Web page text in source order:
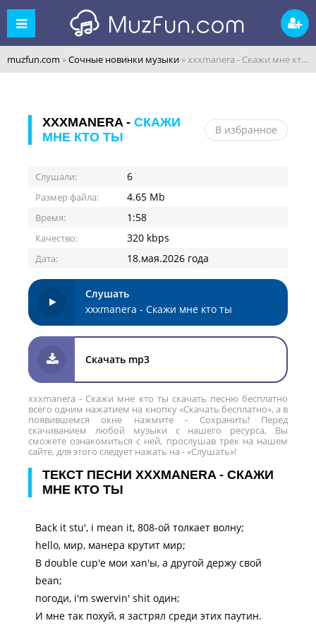
muzfun.com »Сочные новинки музыки » xxxmanera - Скажи мне кто ты
XXXMANERA - СКАЖИ
МНЕ КТО ТЫ
В избранное
Слушали: 6
Размер файла: 4.65 Mb
Время: 1:58
Качество: 320 kbps
Дата: 18.мая.2026 года
Слушать
xxxmanera - Скажи мне кто ты
Скачать mp3
xxxmanera - Скажи мне кто ты скачать песню бесплатно
всего одним нажатием на кнопку «Скачать бесплатно», а в
появившемся окне нажмите - Сохранить! Перед
скачиванием любой музыки с нашего ресурса, Вы
сможете ознакомиться с ней, прослушав трек на нашем
сайте, для этого следует нажать на - «Слушать»!
ТЕКСТ ПЕСНИ XXXMANERA - СКАЖИ
МНЕ КТО ТЫ
Back it stu', i mean it, 808-ой толкает волну;
hello, мир, манера крутит мир;
В double cup'е мои xan'ы, а другой держу свой
bean;
погоди, i'm swervin' shit один;
И мне так похуй, я застрял среди этих паутин.